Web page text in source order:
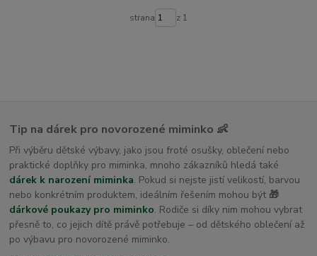
strana z 1
Tip na dárek pro novorozené miminko 👶
Při výběru dětské výbavy, jako jsou froté osušky, oblečení nebo
praktické doplňky pro miminka, mnoho zákazníků hledá také
dárek k narození miminka. Pokud si nejste jistí velikostí, barvou
nebo konkrétním produktem, ideálním řešením mohou být 🎁
dárkové poukazy pro miminko. Rodiče si díky nim mohou vybrat
přesně to, co jejich dítě právě potřebuje – od dětského oblečení až
po výbavu pro novorozené miminko.